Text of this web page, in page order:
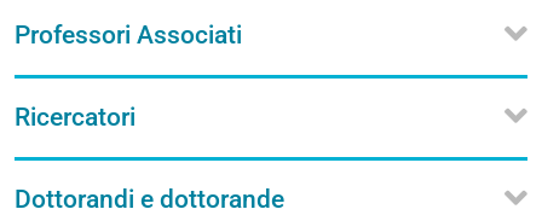
Professori Associati
Ricercatori
Dottorandi e dottorande